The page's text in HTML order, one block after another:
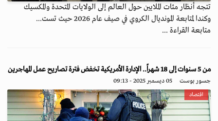
تتجه أنظار مئات الملايين حول العالم إلى الولايات المتحدة والمكسيك
وكندا لمتابعة المونديال الكروي في صيف عام 2026 حيث تست...
متابعة القراءة ...
من 5 سنوات إلى 18 شهراً.. الإدارة الأمريكية تخفض فترة تصاريح عمل المهاجرين
جسور بوست 05 ديسمبر 2025 - 09:13
اقتصاد